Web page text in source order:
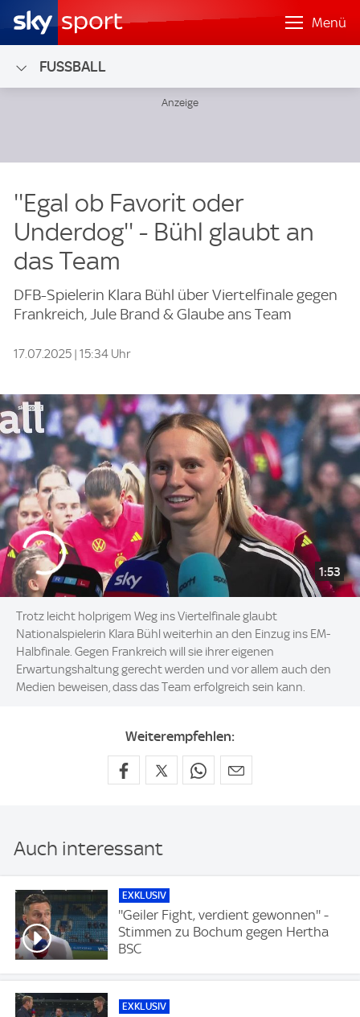
Menü
FUSSBALL
''Egal ob Favorit oder
Underdog'' - Bühl glaubt an
das Team
DFB-Spielerin Klara Bühl über Viertelfinale gegen
Frankreich, Jule Brand & Glaube ans Team
17.07.2025 | 15:34 Uhr
1:53
Trotz leicht holprigem Weg ins Viertelfinale glaubt
Nationalspielerin Klara Bühl weiterhin an den Einzug ins EM-
Halbfinale. Gegen Frankreich will sie ihrer eigenen
Erwartungshaltung gerecht werden und vor allem auch den
Medien beweisen, dass das Team erfolgreich sein kann.
Weiterempfehlen:
Auch interessant
EXKLUSIV
''Geiler Fight, verdient gewonnen'' -
Stimmen zu Bochum gegen Hertha
BSC
EXKLUSIV